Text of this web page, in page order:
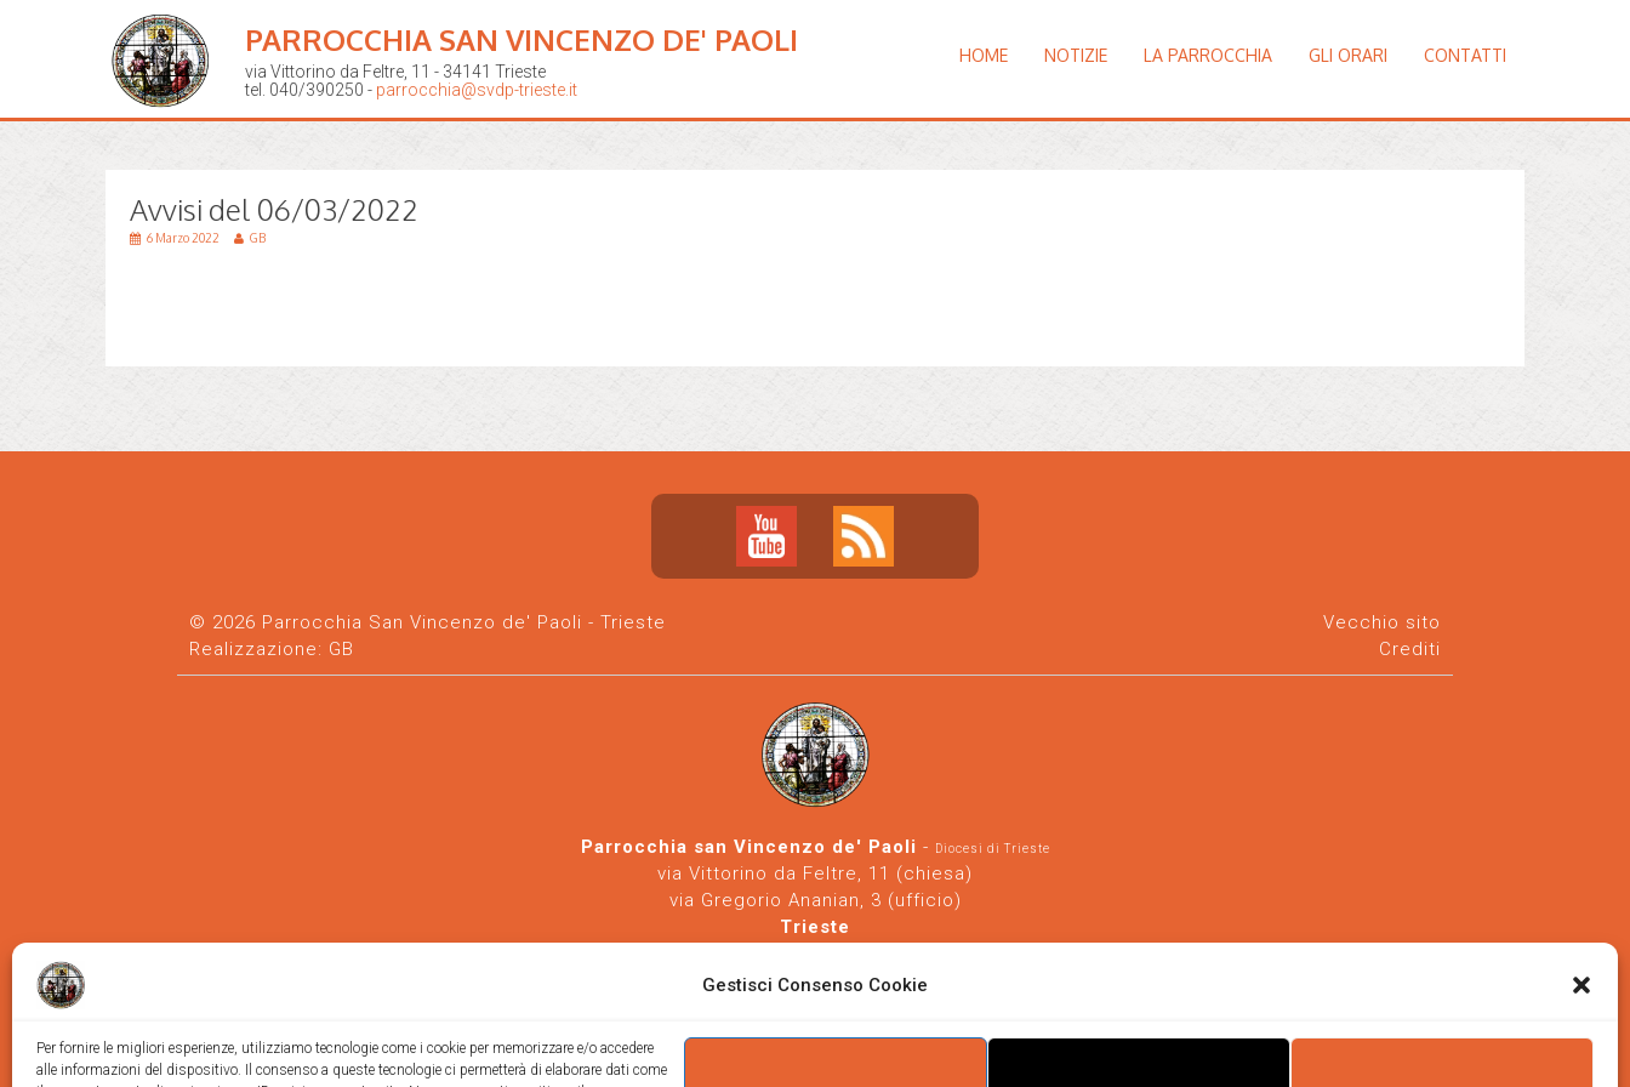
Gestisci Consenso Cookie
Per fornire le migliori esperienze, utilizziamo tecnologie come i cookie per memorizzare e/o accedere
alle informazioni del dispositivo. Il consenso a queste tecnologie ci permetterà di elaborare dati come
PARROCCHIA SAN VINCENZO DE' PAOLI
via Vittorino da Feltre, 11 - 34141 Trieste
tel. 040/390250 - parrocchia@svdp-trieste.it
HOME NOTIZIE LA PARROCCHIA GLI ORARI CONTATTI
Avvisi del 06/03/2022
6 Marzo 2022 GB
© 2026 Parrocchia San Vincenzo de' Paoli - Trieste
Realizzazione: GB
Vecchio sito
Crediti
Parrocchia san Vincenzo de' Paoli - Diocesi di Trieste
via Vittorino da Feltre, 11 (chiesa)
via Gregorio Ananian, 3 (ufficio)
Trieste
https://www.svdp-trieste.it-parrocchia@svdp-trieste.it
Informativa privacy-Informativa cookie